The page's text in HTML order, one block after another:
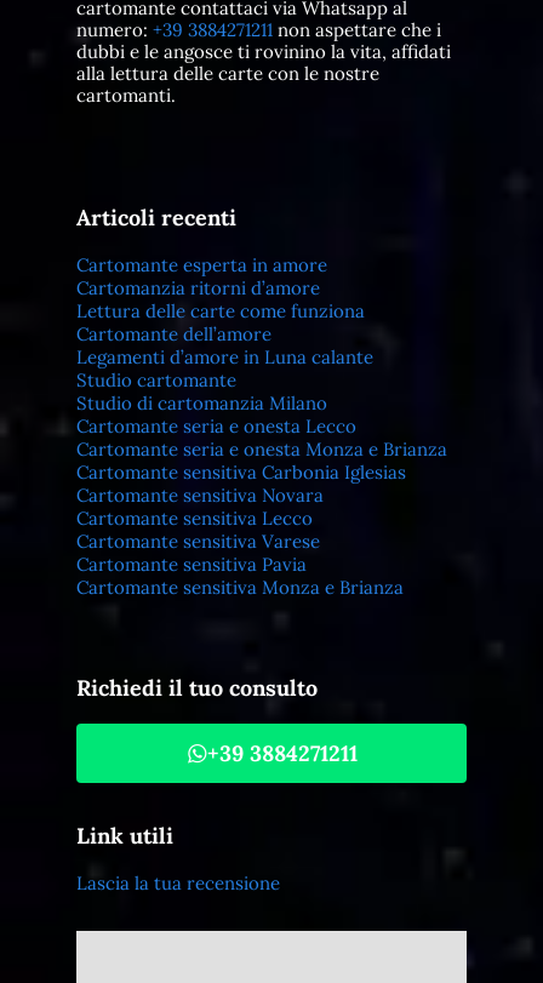
cartomante contattaci via Whatsapp al
numero: +39 3884271211non aspettare che i
dubbi e le angosce ti rovinino la vita, affidati
alla lettura delle carte con le nostre
cartomanti.
Articoli recenti
Cartomante esperta in amore
Cartomanzia ritorni d’amore
Lettura delle carte come funziona
Cartomante dell’amore
Legamenti d’amore in Luna calante
Studio cartomante
Studio di cartomanzia Milano
Cartomante seria e onesta Lecco
Cartomante seria e onesta Monza e Brianza
Cartomante sensitiva Carbonia Iglesias
Cartomante sensitiva Novara
Cartomante sensitiva Lecco
Cartomante sensitiva Varese
Cartomante sensitiva Pavia
Cartomante sensitiva Monza e Brianza
Richiedi il tuo consulto
+39 3884271211
Link utili
Lascia la tua recensione